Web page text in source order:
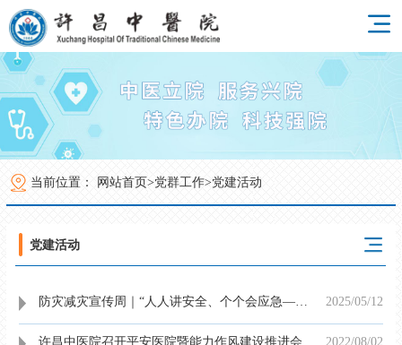
当前位置： 网站首页>党群工作>党建活动
党建活动
防灾减灾宣传周｜“人人讲安全、个个会应急——排查身边灾害隐患” 2025/05/12
许昌中医院召开平安医院暨能力作风建设推进会 2022/08/02